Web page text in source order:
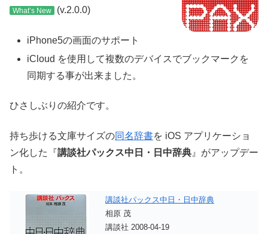
What’s New (v.2.0.0)
iPhone5の画面のサポート
iCloud を使用して複数のデバイスでブックマークを
同期する事が出来ました。
ひさしぶりの紹介です。
持ち歩ける文庫サイズの同名辞書を iOS アプリケーショ
ン化した『講談社パックス中日・日中辞典 』がアップデー
ト。
講談社パックス中日・日中辞典
相原 茂
講談社 2008-04-19